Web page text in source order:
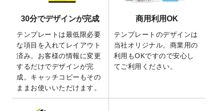
の全4ステップを解説！」を公開いたしまし
た。
2026/4/23
コラム「 画像の配置・差し替え・トリミン
グ」「テンプレート間でパーツを流用する
方法」を公開いたしました。
2026/4/21
アクリルキーホルダーのデザインテンプレ
ート を追加いたしました。
30分でデザインが完成
テンプレートは最低限必要
な項目を入れてレイアウト
済み。お客様の情報に変更
するだけでデザインが完
成。キャッチコピーもその
ままお使いいただけます。
商用利用OK
テンプレートのデザインは
当社オリジナル。商業用の
利用もOKですので安心し
てご利用ください。